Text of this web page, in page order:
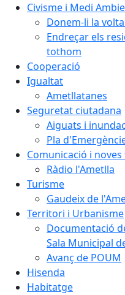
Civisme i Medi
Donem-li la
Endreçar els
tothom
Cooperació
Igualtat
Ametllatanes
Seguretat ciutadana
Aiguats i
Pla
Comunicació i
Ràdio l'Ametlla
Turisme
Gaudeix de
Territori i Urbanisme
Documentació
Sala Municipal
Avanç de POUM
Hisenda
Habitatge